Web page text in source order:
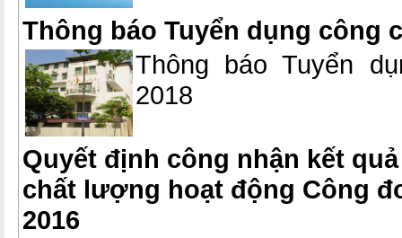
Thông báo Tuyển dụng công
Thông báo Tuyển
2018
Quyết định công nhận kết
chất lượng hoạt động Công
2016